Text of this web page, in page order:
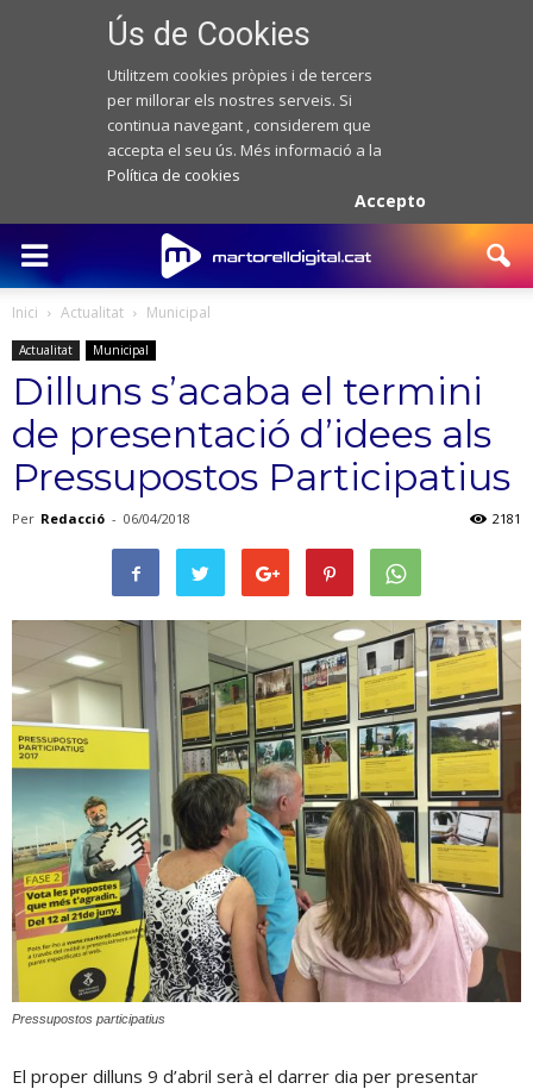
Ús de Cookies
Utilitzem cookies pròpies i de tercers
per millorar els nostres serveis. Si
continua navegant , considerem que
accepta el seu ús. Més informació a la
Política de cookies
Accepto
Inici Actualitat Municipal
Actualitat Municipal
Dilluns s’acaba el termini
de presentació d’idees als
Pressupostos Participatius
Per Redacció - 06/04/2018 2181
Pressupostos participatius
El proper dilluns 9 d’abril serà el darrer dia per presentar